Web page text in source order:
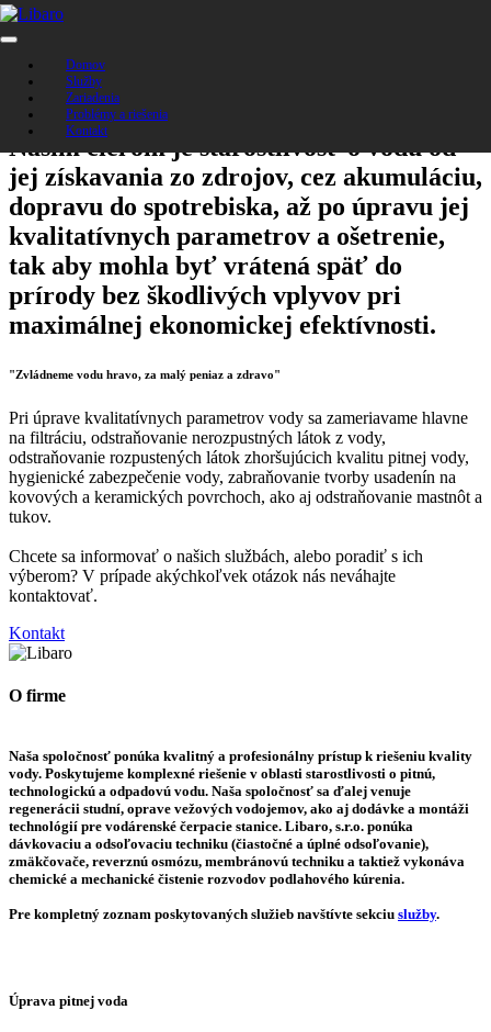
Domov
Služby
Zariadenia
Problémy a riešenia
Kontakt
Starostlivosť o vodu od prameňa,
konečnú spotrebu
Našim cieľom je starostlivosť o vodu od
jej získavania zo zdrojov, cez akumuláciu,
dopravu do spotrebiska, až po úpravu jej
kvalitatívnych parametrov a ošetrenie,
tak aby mohla byť vrátená späť do
prírody bez škodlivých vplyvov pri
maximálnej ekonomickej efektívnosti.
"Zvládneme vodu hravo, za malý peniaz a zdravo"
Pri úprave kvalitatívnych parametrov vody sa zameriavame hlavne
na filtráciu, odstraňovanie nerozpustných látok z vody,
odstraňovanie rozpustených látok zhoršujúcich kvalitu pitnej vody,
hygienické zabezpečenie vody, zabraňovanie tvorby usadenín na
kovových a keramických povrchoch, ako aj odstraňovanie mastnôt a
tukov.
Chcete sa informovať o našich službách, alebo poradiť s ich
výberom? V prípade akýchkoľvek otázok nás neváhajte
kontaktovať.
Kontakt
O firme
Naša spoločnosť ponúka kvalitný a profesionálny prístup k riešeniu kvality
vody. Poskytujeme komplexné riešenie v oblasti starostlivosti o pitnú,
technologickú a odpadovú vodu. Naša spoločnosť sa ďalej venuje
regenerácii studní, oprave vežových vodojemov, ako aj dodávke a montáži
technológií pre vodárenské čerpacie stanice. Libaro, s.r.o. ponúka
dávkovaciu a odsoľovaciu techniku (čiastočné a úplné odsoľovanie),
zmäkčovače, reverznú osmózu, membránovú techniku a taktiež vykonáva
chemické a mechanické čistenie rozvodov podlahového kúrenia.
Pre kompletný zoznam poskytovaných služieb navštívte sekciu služby.
Úprava pitnej voda